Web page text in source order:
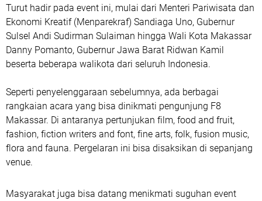
Turut hadir pada event ini, mulai dari Menteri Pariwisata dan
Ekonomi Kreatif (Menparekraf) Sandiaga Uno, Gubernur
Sulsel Andi Sudirman Sulaiman hingga Wali Kota Makassar
Danny Pomanto, Gubernur Jawa Barat Ridwan Kamil
beserta beberapa walikota dari seluruh Indonesia.
Seperti penyelenggaraan sebelumnya, ada berbagai
rangkaian acara yang bisa dinikmati pengunjung F8
Makassar. Di antaranya pertunjukan film, food and fruit,
fashion, fiction writers and font, fine arts, folk, fusion music,
flora and fauna. Pergelaran ini bisa disaksikan di sepanjang
venue.
Masyarakat juga bisa datang menikmati suguhan event